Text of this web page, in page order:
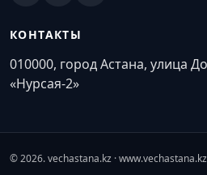
КОНТАКТЫ
010000, город Астана, улица
«Нурсая-2»
© 2026. vechastana.kz · www.vechastana.kz